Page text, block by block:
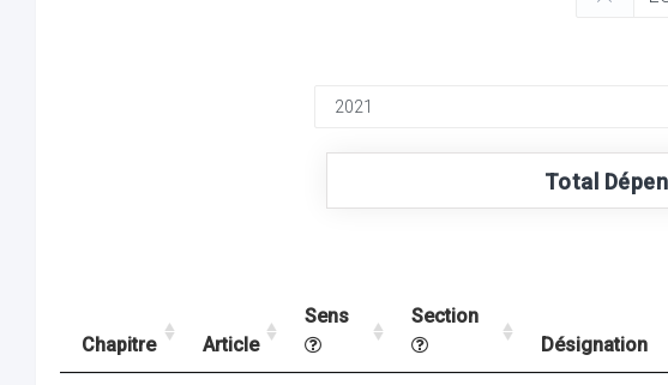
Total
Chapitre Article
Sens
Section
Désignation